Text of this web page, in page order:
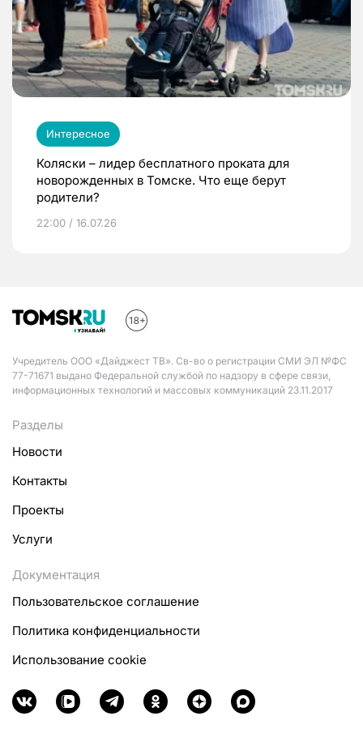
Интересное
Коляски – лидер бесплатного проката для
новорожденных в Томске. Что еще берут
родители?
22:00 / 16.07.26
Учредитель ООО «Дайджест ТВ». Св-во о регистрации СМИ ЭЛ №ФС
77-71671 выдано Федеральной службой по надзору в сфере связи,
информационных технологий и массовых коммуникаций 23.11.2017
Разделы
Новости
Контакты
Проекты
Услуги
Документация
Пользовательское соглашение
Политика конфиденциальности
Использование cookie